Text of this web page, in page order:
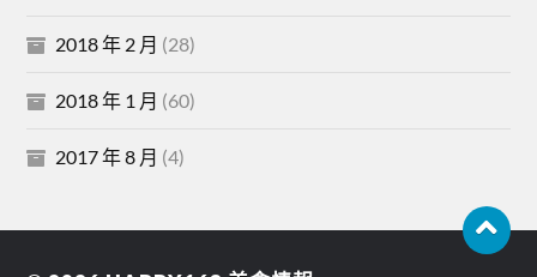
2018 年 2 月 (28)
2018 年 1 月 (60)
2017 年 8 月 (4)